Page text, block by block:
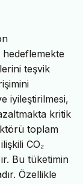
hedeflemekte
teşvik
iyileştirilmesi,
kritik
toplam
CO₂
Bu tüketimin
Özellikle